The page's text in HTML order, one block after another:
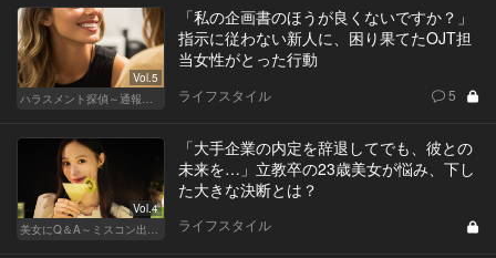
Vol.5
「私の企画書のほうが良くないですか？」
指示に従わない新人に、困り果てたOJT担
当女性がとった行動
ライフスタイル 5
Vol.4
「大手企業の内定を辞退してでも、彼との
未来を…」立教卒の23歳美女が悩み、下し
た大きな決断とは？
ライフスタイル